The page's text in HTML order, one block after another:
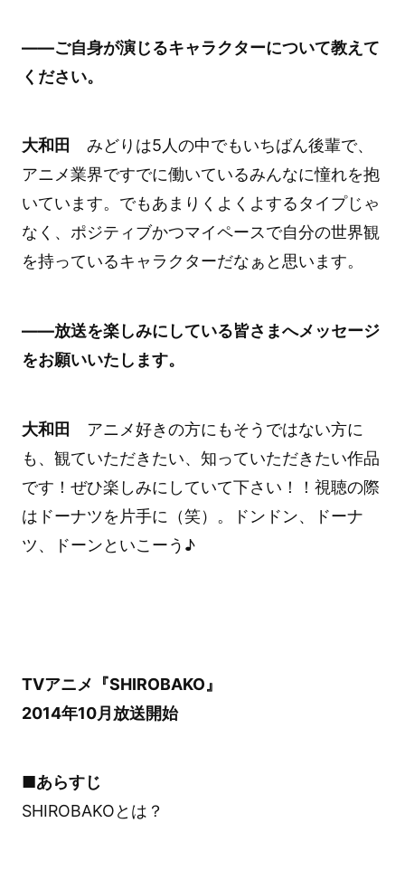
――ご自身が演じるキャラクターについて教えて
ください。
大和田
みどりは5人の中でもいちばん後輩で、
アニメ業界ですでに働いているみんなに憧れを抱
いています。でもあまりくよくよするタイプじゃ
なく、ポジティブかつマイペースで自分の世界観
を持っているキャラクターだなぁと思います。
――放送を楽しみにしている皆さまへメッセージ
をお願いいたします。
大和田
アニメ好きの方にもそうではない方に
も、観ていただきたい、知っていただきたい作品
です！ぜひ楽しみにしていて下さい！！視聴の際
はドーナツを片手に（笑）。ドンドン、ドーナ
ツ、ドーンといこーう♪
TVアニメ『SHIROBAKO』
2014年10月放送開始
■あらすじ
SHIROBAKOとは？